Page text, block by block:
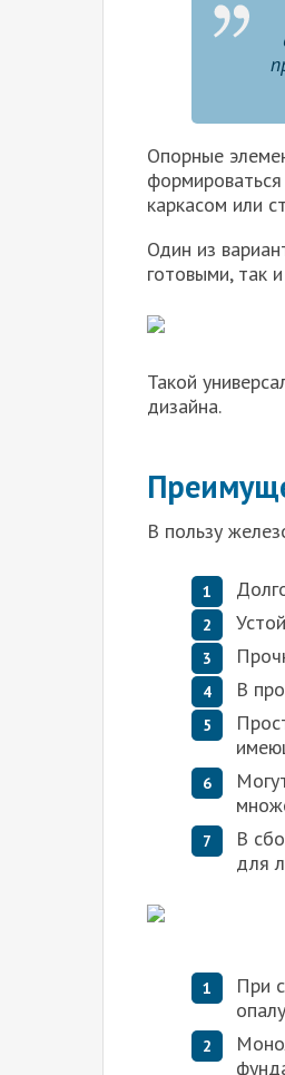
Опорные
каркасом или
Один из
готовыми, так
Такой
дизайна.
В пользу
В
В
для
При